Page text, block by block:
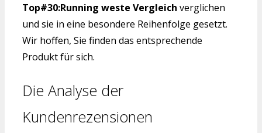
Top#30:Running weste Vergleich verglichen
und sie in eine besondere Reihenfolge gesetzt.
Wir hoffen, Sie finden das entsprechende
Produkt für sich.
Die Analyse der
Kundenrezensionen